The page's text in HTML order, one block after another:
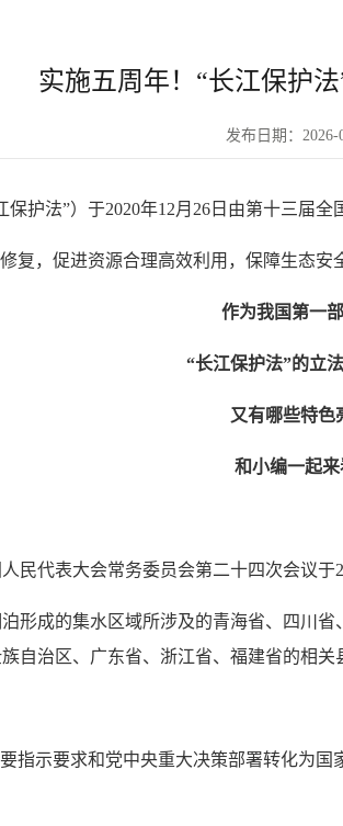
实施五周年！“长江保护法
发布日期：2026-
护法”）于2020年12月26日由第十三届
复，促进资源合理高效利用，保障生态安
作为我国第一
“长江保护法”的立
又有哪些特色
和小编一起来
民代表大会常务委员会第二十四次会议于
形成的集水区域所涉及的青海省、四川
自治区、广东省、浙江省、福建省的相关
指示要求和党中央重大决策部署转化为国